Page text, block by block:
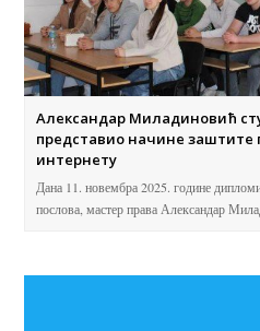
Александар Миладиновић
представио начине заштите
интернету
Дана 11. новембра 2025. године
послова, мастер права Александар